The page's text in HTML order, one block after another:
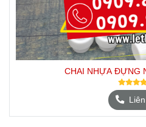
CHAI NHỰA ĐỰNG